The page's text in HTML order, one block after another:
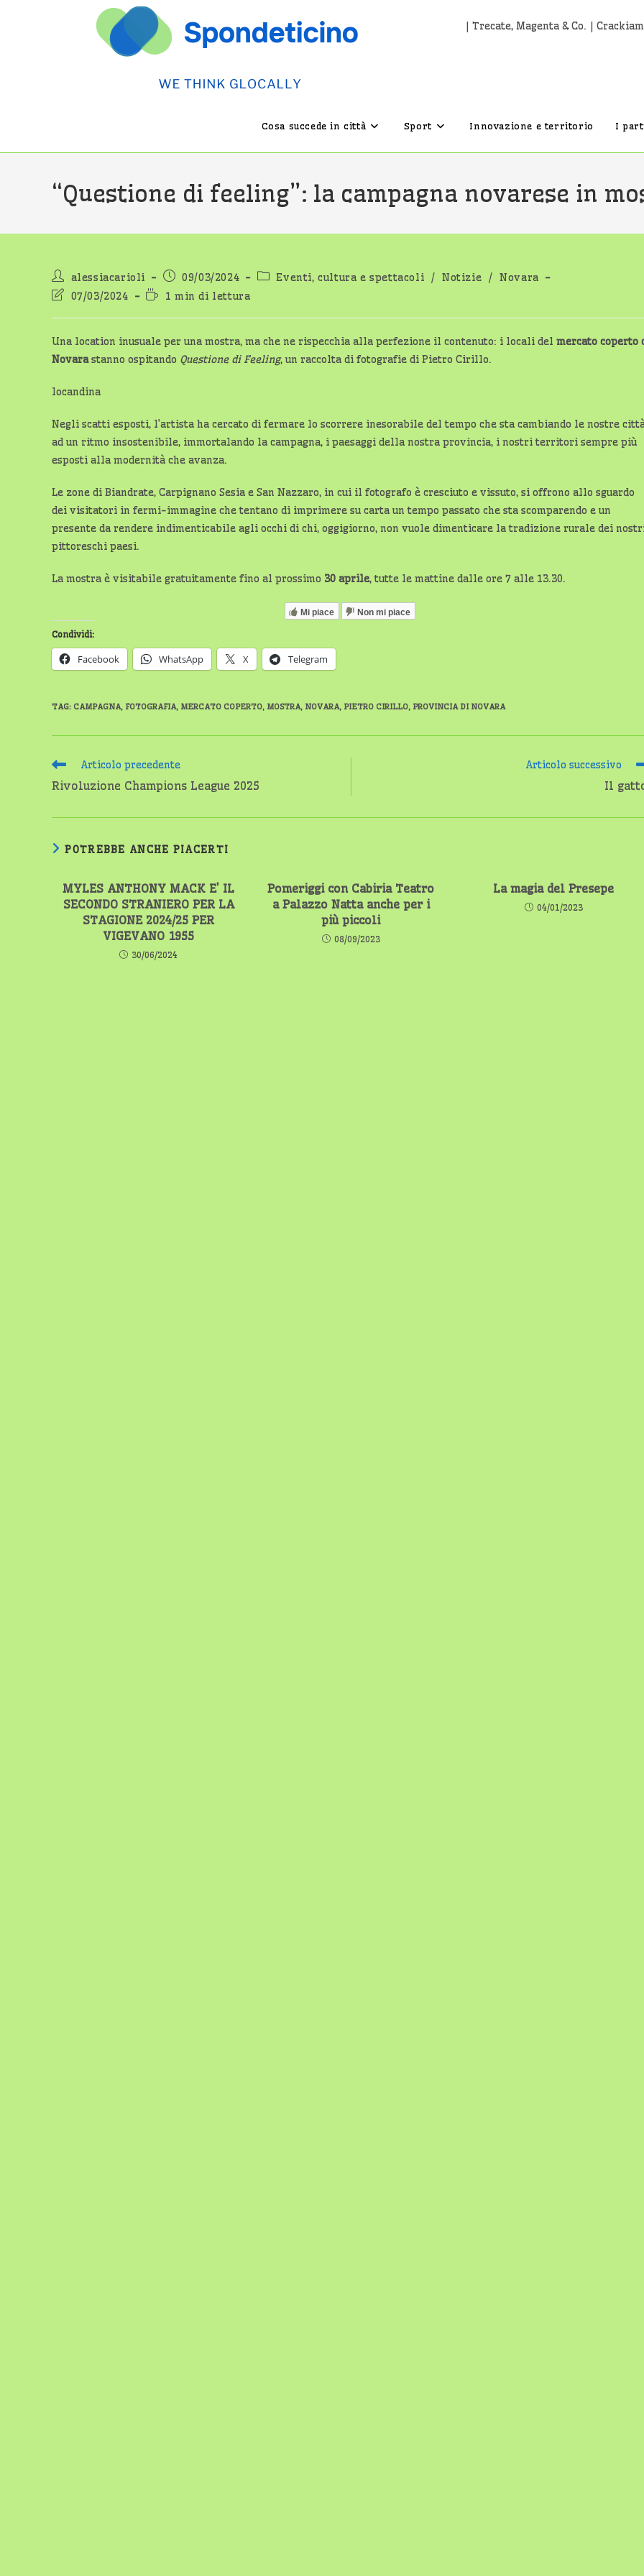
| Trecate, Magenta & Co. |
Cosa succede in città Sport Innovazione e territorio I
“Questione di feeling”: la campagna novarese in
Autore
dell'articolo:
alessiacarioli
Articolo
pubblicato:
09/03/2024
Categoria
Eventi, cultura e spettacoli / Notizie / Novara
Ultima
dell'articolo:
07/03/2024
Tempo
lettura:
1 min di lettura
Una location inusuale per una mostra, ma che ne rispecchia alla perfezione il contenuto: i locali del mercato coperto
Novarastanno ospitando Questione di Feeling, un raccolta di fotografie di Pietro Cirillo.
locandina
Negli scatti esposti, l’artista ha cercato di fermare lo scorrere inesorabile del tempo che sta cambiando le nostre
ad un ritmo insostenibile, immortalando la campagna, i paesaggi della nostra provincia, i nostri territori sempre più
esposti alla modernità che avanza.
Le zone di Biandrate, Carpignano Sesia e San Nazzaro, in cui il fotografo è cresciuto e vissuto, si offrono allo sguardo
dei visitatori in fermi-immagine che tentano di imprimere su carta un tempo passato che sta scomparendo e un
presente da rendere indimenticabile agli occhi di chi, oggigiorno, non vuole dimenticare la tradizione rurale dei
pittoreschi paesi.
La mostra è visitabile gratuitamente fino al prossimo 30 aprile, tutte le mattine dalle ore 7 alle 13.30.
Mi piace Non mi piace
Condividi:
Facebook WhatsApp X Telegram
TAG: CAMPAGNA, FOTOGRAFIA, MERCATO COPERTO, MOSTRA, NOVARA, PIETRO CIRILLO, PROVINCIA DI NOVARA
Leggi
articoli
Articolo precedente
Rivoluzione Champions League 2025
Articolo successivo
Il
POTREBBE ANCHE PIACERTI
MYLES ANTHONY MACK E’ IL
SECONDO STRANIERO PER LA
STAGIONE 2024/25 PER
VIGEVANO 1955
30/06/2024
Pomeriggi con Cabiria Teatro
a Palazzo Natta anche per i
più piccoli
08/09/2023
La magia del Presepe
04/01/2023